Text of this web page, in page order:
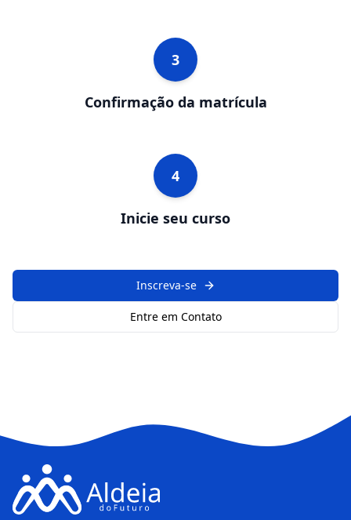
3
Confirmação da matrícula
4
Inicie seu curso
Inscreva-se
Entre em Contato